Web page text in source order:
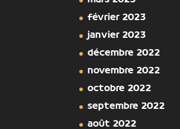
février 2023
janvier 2023
décembre 2022
novembre 2022
octobre 2022
septembre 2022
août 2022